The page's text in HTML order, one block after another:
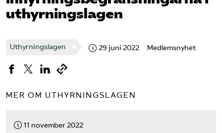
Omsättningsstatistik
Bli medlem
Logga in på Arbetsgivarguiden
uthyrningslagen
Uthyrningslagen 29 juni 2022 Medlemsnyhet
MER OM UTHYRNINGSLAGEN
11 november 2022